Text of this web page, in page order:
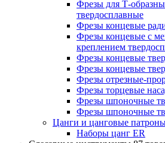
Фрезы для Т-
твердосплавные
Фрезы концевые
Фрезы концевые с
креплением
Фрезы концевые
Фрезы концевые
Фрезы отрезные-
Фрезы торцевые
Фрезы шпоночные
Фрезы шпоночные
Цанги и цанговые
Наборы цанг ER